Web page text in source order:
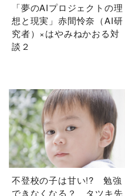
「夢のAIプロジェクトの理
想と現実」赤間怜奈（AI研
究者）×はやみねかおる対
談２
不登校の子は甘い!? 勉強
できなくなる？ タツキ先